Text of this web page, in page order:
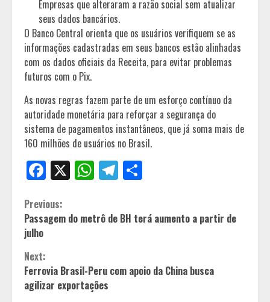
Empresas que alteraram a razão social sem atualizar
seus dados bancários.
O Banco Central orienta que os usuários verifiquem se as
informações cadastradas em seus bancos estão alinhadas
com os dados oficiais da Receita, para evitar problemas
futuros com o Pix.
As novas regras fazem parte de um esforço contínuo da
autoridade monetária para reforçar a segurança do
sistema de pagamentos instantâneos, que já soma mais de
160 milhões de usuários no Brasil.
Facebook
X WhatsApp
Telegram
Continue
Reading
Previous:
Passagem do metrô de BH terá aumento a partir de
julho
Next:
Ferrovia Brasil-Peru com apoio da China busca
agilizar exportações